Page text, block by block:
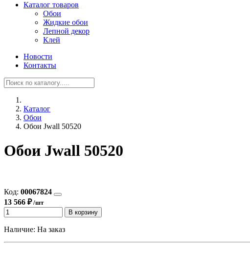
Каталог товаров
Обои
Жидкие обои
Лепной декор
Клей
Новости
Контакты
Каталог
Обои
Обои Jwall 50520
Обои Jwall 50520
Код: 00067824
13 566 ₽/шт
В корзину
Наличие: На заказ